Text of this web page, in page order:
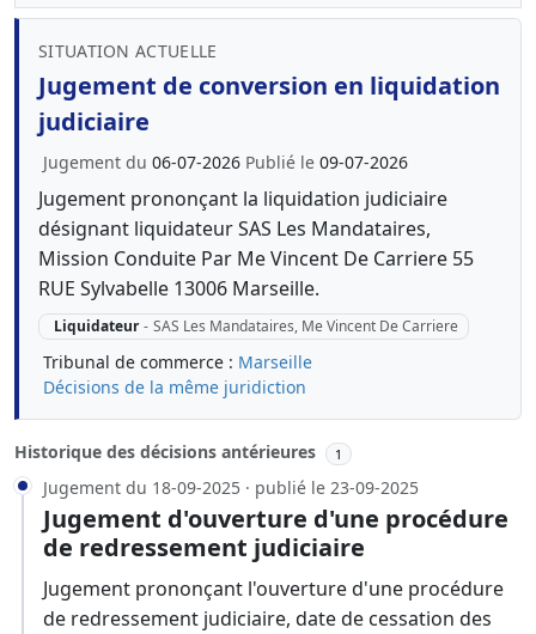
SITUATION ACTUELLE
Jugement de conversion en liquidation
judiciaire
Jugement du 06-07-2026 Publié le 09-07-2026
Jugement prononçant la liquidation judiciaire
désignant liquidateur SAS Les Mandataires,
Mission Conduite Par Me Vincent De Carriere 55
RUE Sylvabelle 13006 Marseille.
Liquidateur - SAS Les Mandataires, Me Vincent De Carriere
Tribunal de commerce : Marseille
Décisions de la même juridiction
Historique des décisions antérieures 1
Jugement du 18-09-2025 · publié le 23-09-2025
Jugement d'ouverture d'une procédure
de redressement judiciaire
Jugement prononçant l'ouverture d'une procédure
de redressement judiciaire, date de cessation des